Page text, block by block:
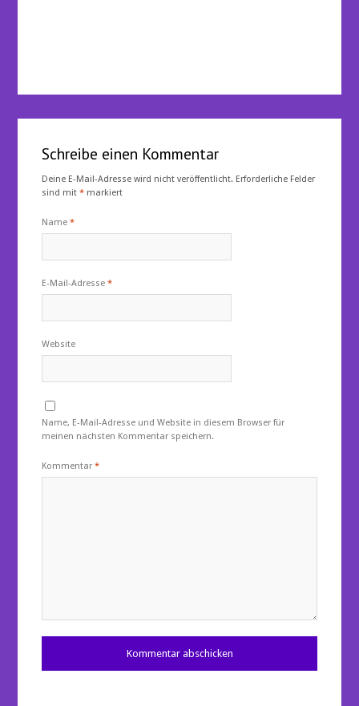
Schreibe einen Kommentar
Deine E-Mail-Adresse wird nicht veröffentlicht. Erforderliche Felder
sind mit* markiert
Name*
E-Mail-Adresse*
Website
Name, E-Mail-Adresse und Website in diesem Browser für
meinen nächsten Kommentar speichern.
Kommentar*